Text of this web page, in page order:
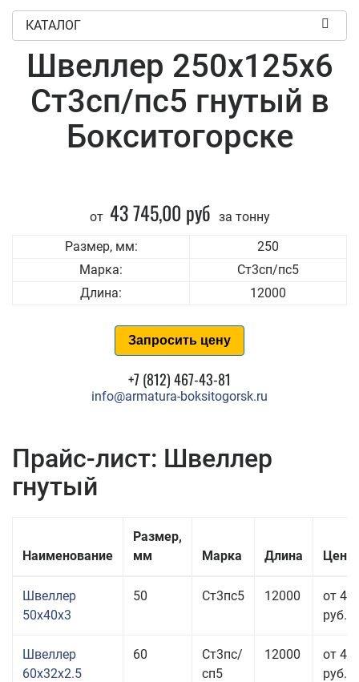
КАТАЛОГ
Швеллер 250x125x6
Ст3сп/пс5 гнутый в
Бокситогорске
от 43 745,00 руб за тонну
Размер, мм:
250
Марка:
Ст3сп/пс5
Длина:
12000
Запросить цену
+7 (812) 467-43-81
info@armatura-boksitogorsk.ru
Прайс-лист: Швеллер
гнутый
Наименование
Размер,
мм
Марка Длина Цена
Швеллер
50x40x3
50 Ст3пс5 12000
от 41
руб.
Швеллер
60x32x2.5
60
Ст3пс/
сп5
12000
от 40
руб.